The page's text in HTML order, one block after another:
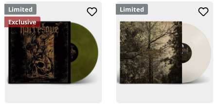
Limited
Exclusive
Limited